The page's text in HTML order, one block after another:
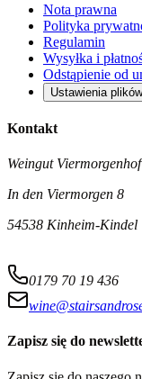
Nota prawna
Polityka
Regulamin
Wysyłka i
Odstąpienie od
Ustawienia
Kontakt
Weingut Viermorgenhof
In den Viermorgen 8
54538 Kinheim-Kindel
0179 70 19 436
Zapisz się do